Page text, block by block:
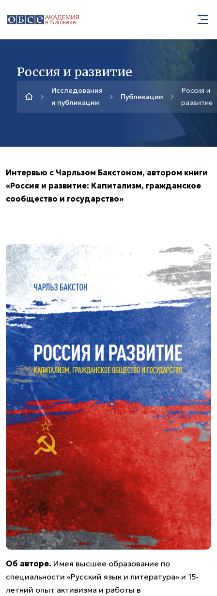
Россия и развитие
Исследования
и публикации
Публикации
Россия и
развитие
Интервью с Чарльзом Бакстоном, автором книги
«Россия и развитие: Капитализм, гражданское
сообщество и государство»
Об авторе. Имея высшее образование по
специальности «Русский язык и литература» и 15-
летний опыт активизма и работы в